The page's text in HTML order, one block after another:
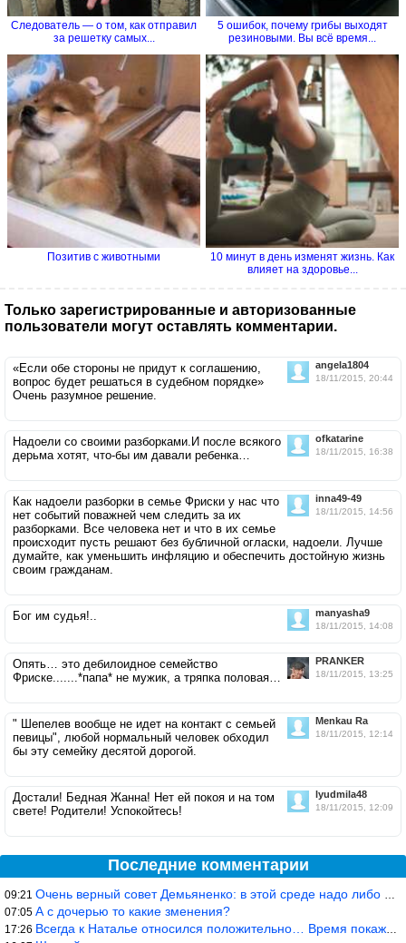
Следователь — о том, как отправил
за решетку самых...
5 ошибок, почему грибы выходят
резиновыми. Вы всё время...
Позитив с животными
10 минут в день изменят жизнь. Как
влияет на здоровье...
Только зарегистрированные и авторизованные
пользователи могут оставлять комментарии.
angela1804
18/11/2015, 20:44
«Если обе стороны не придут к соглашению,
вопрос будет решаться в судебном порядке»
Очень разумное решение.
ofkatarine
18/11/2015, 16:38
Надоели со своими разборками.И после всякого
дерьма хотят, что-бы им давали ребенка…
inna49-49
18/11/2015, 14:56
Как надоели разборки в семье Фриски у нас что
нет событий поважней чем следить за их
разборками. Все человека нет и что в их семье
происходит пусть решают без бубличной огласки, надоели. Лучше
думайте, как уменьшить инфляцию и обеспечить достойную жизнь
своим гражданам.
manyasha9
18/11/2015, 14:08
Бог им судья!..
PRANKER
18/11/2015, 13:25
Опять… это дебилоидное семейство
Фриске.......*папа* не мужик, а тряпка половая…
Menkau Ra
18/11/2015, 12:14
" Шепелев вообще не идет на контакт с семьей
певицы", любой нормальный человек обходил
бы эту семейку десятой дорогой.
lyudmila48
18/11/2015, 12:09
Достали! Бедная Жанна! Нет ей покоя и на том
свете! Родители! Успокойтесь!
Последние комментарии
09:21 Очень верный совет Демьяненко: в этой среде надо либо иметь зубы
07:05 А с дочерью то какие зменения?
17:26 Всегда к Наталье относился положительно… Время покажет, что буде